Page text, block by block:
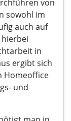
von
sowohl im
auch auf
in
ergibt sich
Homeoffice
und